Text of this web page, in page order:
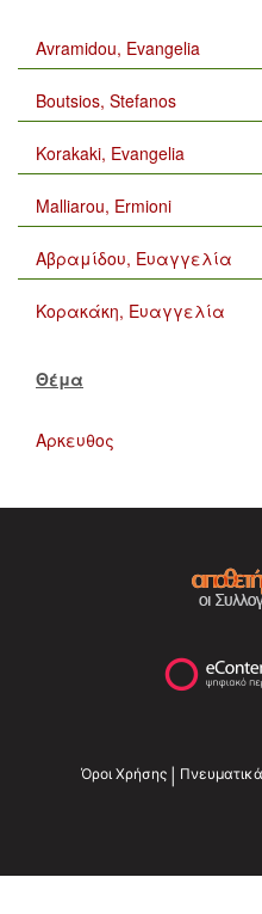
Avramidou, Evangelia
Boutsios, Stefanos
Korakaki, Evangelia
Malliarou, Ermioni
Αβραμίδου, Ευαγγελία
Κορακάκη, Ευαγγελία
Θέμα
Αρκευθος